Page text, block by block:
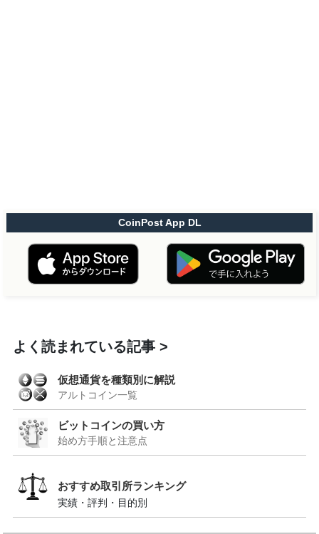
CoinPost App DL
よく読まれている記事
仮想通貨を種類別に解説
アルトコイン一覧
ビットコインの買い方
始め方手順と注意点
おすすめ取引所ランキング
実績・評判・目的別